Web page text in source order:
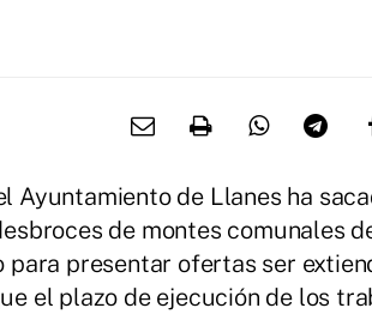
Ayuntamiento de Llanes ha
de montes comunales
para presentar ofertas ser
el plazo de ejecución de los